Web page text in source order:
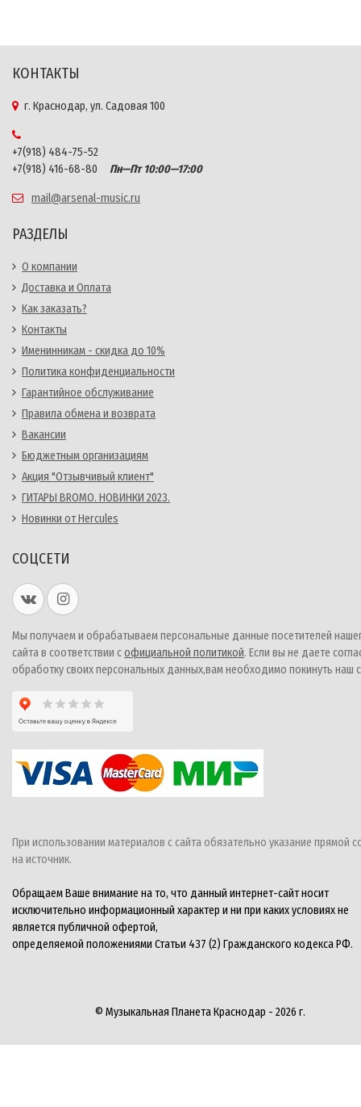
КОНТАКТЫ
г. Краснодар, ул. Садовая 100
+7(918) 484-75-52
+7(918) 416-68-80
Пн—Пт 10:00—17:00
mail@arsenal-music.ru
РАЗДЕЛЫ
О компании
Доставка и Оплата
Как заказать?
Контакты
Именинникам - скидка до 10%
Политика конфиденциальности
Гарантийное обслуживание
Правила обмена и возврата
Вакансии
Бюджетным организациям
Акция "Отзывчивый клиент"
ГИТАРЫ BROMO. НОВИНКИ 2023.
Новинки от Hercules
СОЦСЕТИ
Мы получаем и обрабатываем персональные данные посетителей
сайта в соответствии софициальной политикой. Если вы не даете
обработку своих персональных данных,вам необходимо покинуть наш
При использовании материалов с сайта обязательно указание прямой
на источник.
Обращаем Ваше внимание на то, что данный интернет-сайт носит
исключительно информационный характер и ни при каких условиях не
является публичной офертой,
определяемой положениями Статьи 437 (2) Гражданского кодекса РФ.
© Музыкальная Планета Краснодар - 2026 г.